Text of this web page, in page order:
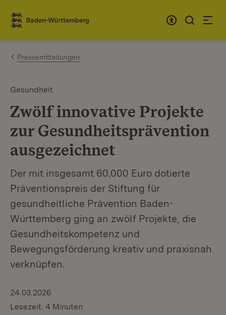
Zum Inhalt springen
Link zur Startseite
Pressemitteilungen
Gesundheit
Zwölf innovative Projekte
zur Gesundheitsprävention
ausgezeichnet
Der mit insgesamt 60.000 Euro dotierte
Präventionspreis der Stiftung für
gesundheitliche Prävention Baden-
Württemberg ging an zwölf Projekte, die
Gesundheitskompetenz und
Bewegungsförderung kreativ und praxisnah
verknüpfen.
24.03.2026
Lesezeit: 4 Minuten